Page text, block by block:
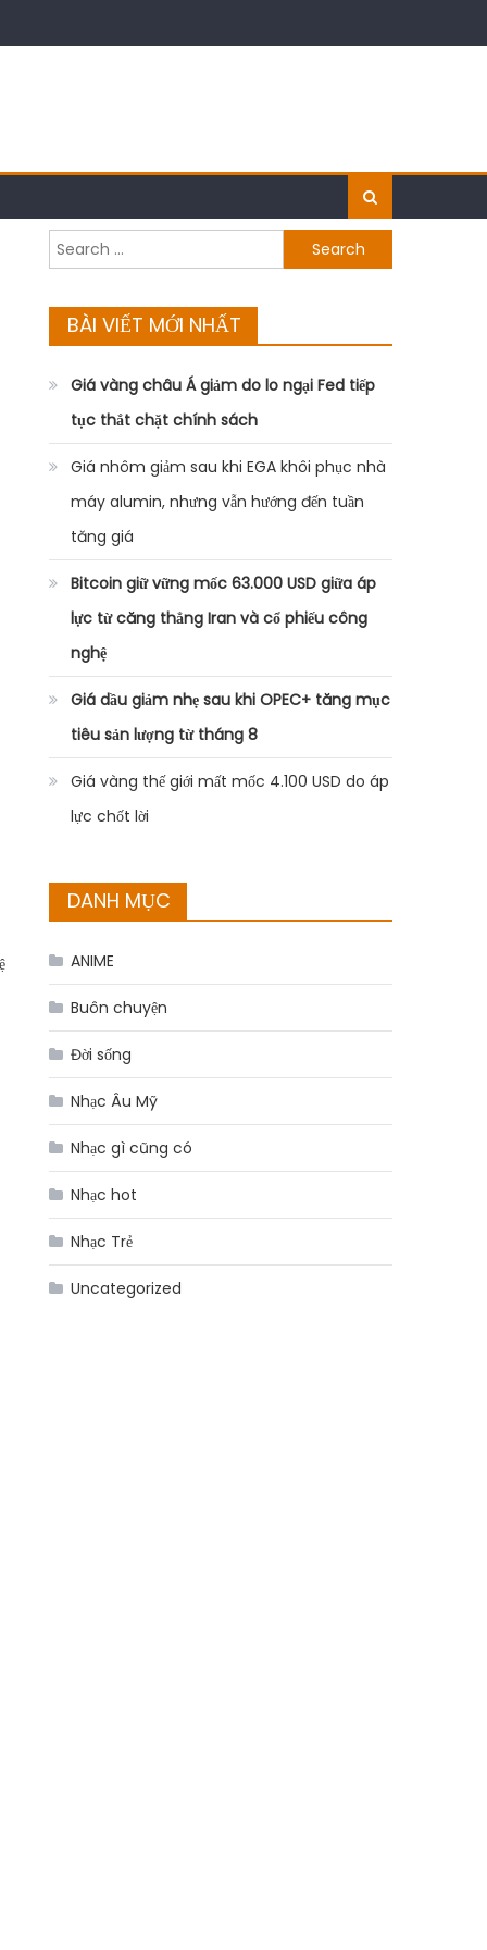
Search
for:
BÀI VIẾT MỚI NHẤT
Giá vàng châu Á giảm do lo ngại Fed tiếp
tục thắt chặt chính sách
Giá nhôm giảm sau khi EGA khôi phục nhà
máy alumin, nhưng vẫn hướng đến tuần
tăng giá
Bitcoin giữ vững mốc 63.000 USD giữa áp
lực từ căng thẳng Iran và cổ phiếu công
nghệ
Giá dầu giảm nhẹ sau khi OPEC+ tăng mục
tiêu sản lượng từ tháng 8
Giá vàng thế giới mất mốc 4.100 USD do áp
lực chốt lời
DANH MỤC
ANIME
Buôn chuyện
Đời sống
Nhạc Âu Mỹ
Nhạc gì cũng có
Nhạc hot
Nhạc Trẻ
Uncategorized